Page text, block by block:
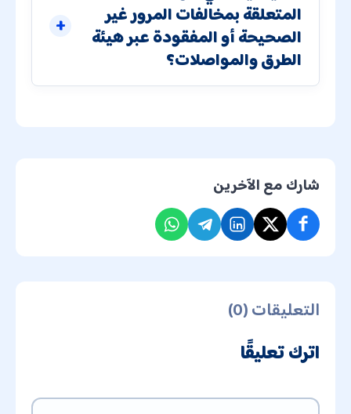
المتعلقة بمخالفات المرور غير
الصحيحة أو المفقودة عبر هيئة
الطرق والمواصلات؟
شارك مع الآخرين
التعليقات (0)
اترك تعليقًا